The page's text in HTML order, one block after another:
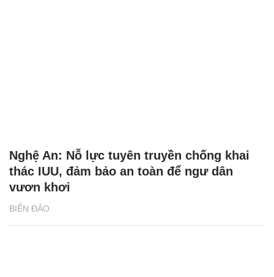
BIỂN ĐẢO
Nghệ An: Nỗ lực tuyên truyền chống khai
thác IUU, đảm bảo an toàn để ngư dân
vươn khơi